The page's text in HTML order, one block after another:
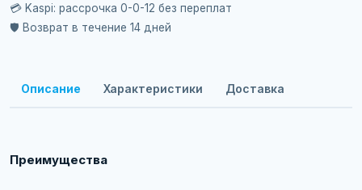
💳 Kaspi: рассрочка 0-0-12 без переплат
🛡️ Возврат в течение 14 дней
Описание Характеристики Доставка
Преимущества